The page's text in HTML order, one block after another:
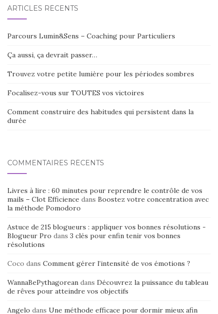
ARTICLES RÉCENTS
Parcours Lumin&Sens – Coaching pour Particuliers
Ça aussi, ça devrait passer…
Trouvez votre petite lumière pour les périodes sombres
Focalisez-vous sur TOUTES vos victoires
Comment construire des habitudes qui persistent dans la
durée
COMMENTAIRES RÉCENTS
Livres à lire : 60 minutes pour reprendre le contrôle de vos
mails – Clot Efficience dans Boostez votre concentration avec
la méthode Pomodoro
Astuce de 215 blogueurs : appliquer vos bonnes résolutions -
Blogueur Pro dans 3 clés pour enfin tenir vos bonnes
résolutions
Coco dans Comment gérer l’intensité de vos émotions ?
WannaBePythagorean dans Découvrez la puissance du tableau
de rêves pour atteindre vos objectifs
Angelo dans Une méthode efficace pour dormir mieux afin